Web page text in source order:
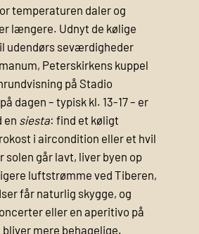
temperaturen daler og
længere. Udnyt de kølige
udendørs seværdigheder
Peterskirkens kuppel
på Stadio
dagen – typisk kl. 13-17 – er
en siesta: find et køligt
i aircondition eller et hvil
solen går lavt, liver byen op
luftstrømme ved Tiberen,
får naturlig skygge, og
eller en aperitivo på
mere behagelige.